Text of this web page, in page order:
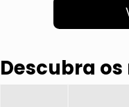
Descubra